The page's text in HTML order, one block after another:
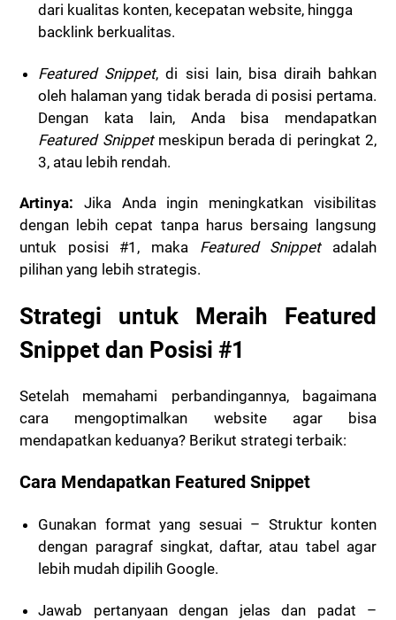
dari kualitas konten, kecepatan website, hingga
backlink berkualitas.
Featured Snippet, di sisi lain, bisa diraih bahkan
oleh halaman yang tidak berada di posisi pertama.
Dengan kata lain, Anda bisa mendapatkan
Featured Snippetmeskipun berada di peringkat 2,
3, atau lebih rendah.
Artinya: Jika Anda ingin meningkatkan visibilitas
dengan lebih cepat tanpa harus bersaing langsung
untuk posisi #1, maka Featured Snippetadalah
pilihan yang lebih strategis.
Strategi untuk Meraih Featured
Snippet dan Posisi #1
Setelah memahami perbandingannya, bagaimana
cara mengoptimalkan website agar bisa
mendapatkan keduanya? Berikut strategi terbaik:
Cara Mendapatkan Featured Snippet
Gunakan format yang sesuai – Struktur konten
dengan paragraf singkat, daftar, atau tabel agar
lebih mudah dipilih Google.
Jawab pertanyaan dengan jelas dan padat –